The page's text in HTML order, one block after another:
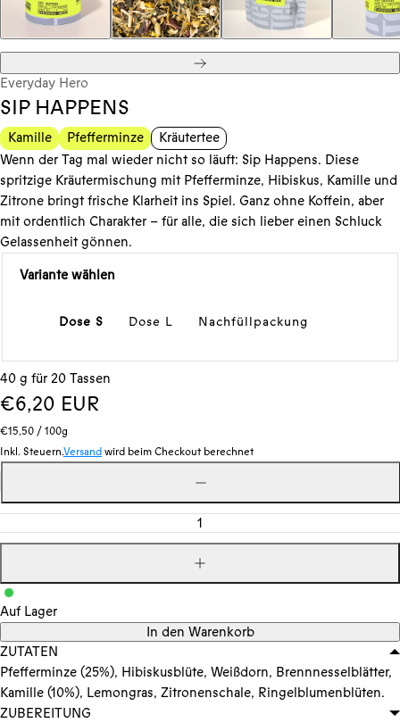
Everyday Hero
SIP HAPPENS
Kamille Pfefferminze
Kräutertee
Wenn der Tag mal wieder nicht so läuft: Sip Happens. Diese
spritzige Kräutermischung mit Pfefferminze, Hibiskus, Kamille und
Zitrone bringt frische Klarheit ins Spiel. Ganz ohne Koffein, aber
mit ordentlich Charakter – für alle, die sich lieber einen Schluck
Gelassenheit gönnen.
Variante wählen
Dose S Dose L Nachfüllpackung
40 g für 20 Tassen
Regulärer
Preis
€6,20 EUR
Stückpreis
€15,50/pro
100g
Inkl. Steuern.Versandwird beim Checkout berechnet
Menge
Menge
Menge
Auf Lager
In den Warenkorb
ZUTATEN
Pfefferminze (25%), Hibiskusblüte, Weißdorn, Brennnesselblätter,
Kamille (10%), Lemongras, Zitronenschale, Ringelblumenblüten.
ZUBEREITUNG